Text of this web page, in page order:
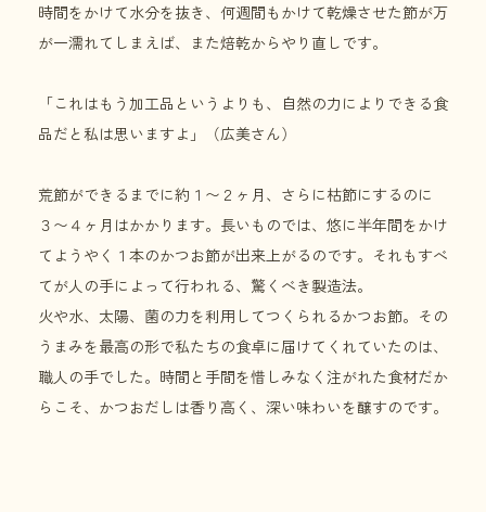
時間をかけて水分を抜き、何週間もかけて乾燥させた節が万
が一濡れてしまえば、また焙乾からやり直しです。
「これはもう加工品というよりも、自然の力によりできる食
品だと私は思いますよ」（広美さん）
荒節ができるまでに約１〜２ヶ月、さらに枯節にするのに
３〜４ヶ月はかかります。長いものでは、悠に半年間をかけ
てようやく１本のかつお節が出来上がるのです。それもすべ
てが人の手によって行われる、驚くべき製造法。
火や水、太陽、菌の力を利用してつくられるかつお節。その
うまみを最高の形で私たちの食卓に届けてくれていたのは、
職人の手でした。時間と手間を惜しみなく注がれた食材だか
らこそ、かつおだしは香り高く、深い味わいを醸すのです。